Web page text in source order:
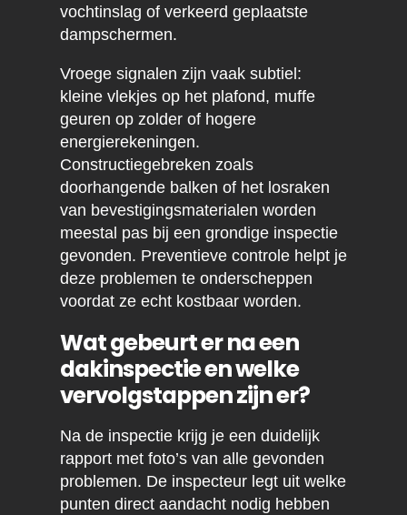
vochtinslag of verkeerd geplaatste
dampschermen.
Vroege signalen zijn vaak subtiel:
kleine vlekjes op het plafond, muffe
geuren op zolder of hogere
energierekeningen.
Constructiegebreken zoals
doorhangende balken of het losraken
van bevestigingsmaterialen worden
meestal pas bij een grondige inspectie
gevonden. Preventieve controle helpt je
deze problemen te onderscheppen
voordat ze echt kostbaar worden.
Wat gebeurt er na een
dakinspectie en welke
vervolgstappen zijn er?
Na de inspectie krijg je een duidelijk
rapport met foto’s van alle gevonden
problemen. De inspecteur legt uit welke
punten direct aandacht nodig hebben